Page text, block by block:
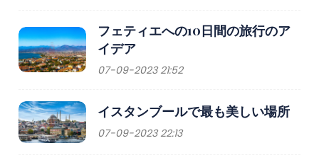
フェティエへの10日間の旅行のア
イデア
07-09-2023 21:52
イスタンブールで最も美しい場所
07-09-2023 22:13